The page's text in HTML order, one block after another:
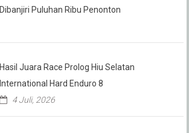
Dibanjiri Puluhan Ribu Penonton
Hasil Juara Race Prolog Hiu Selatan
International Hard Enduro 8
4 Juli, 2026